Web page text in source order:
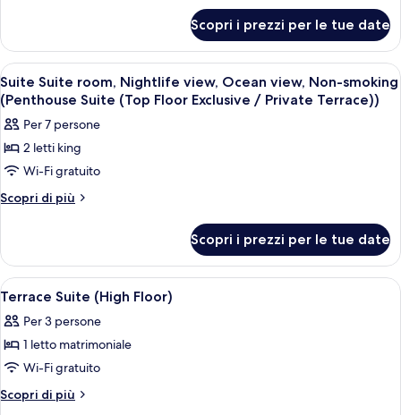
view,
Ocean
view,
Non-
smoking
(Terrace
Suite
Bath/Lounge
Suite
room,
Nightlife
view,
Ocean
view,
Non-
(Terrace
Suite
(View
Minibar))
Scopri i prezzi per le tue date
Apri
tutte
le
foto
per
Suite
Suite
view,
Ocean
view,
Non-
smoking
(Penthouse
Suite
(Top
Una moderna camera d'hotel con
10
Suite Suite room, Nightlife view, Ocean view, Non-smoking
(Penthouse Suite (Top Floor Exclusive / Private Terrace))
Per 7 persone
2 letti king
Wi-Fi gratuito
Scopri di più
Altri
Suite
room,
Nightlife
Ocean
view,
smoking
(Penthouse
Suite
Scopri i prezzi per le tue date
Apri
tutte
le
foto
per
Terrace
Camera d'albergo con zona pranzo,
1
Terrace Suite (High Floor)
Per 3 persone
1 letto matrimoniale
Wi-Fi gratuito
Scopri di più
Altri